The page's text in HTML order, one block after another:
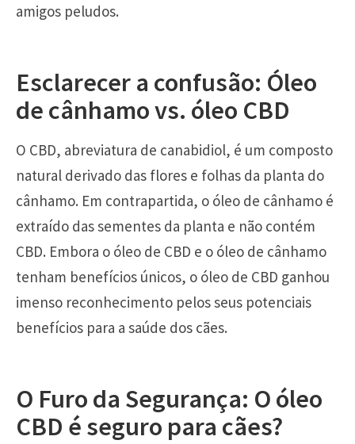
amigos peludos.
Esclarecer a confusão: Óleo
de cânhamo vs. óleo CBD
O CBD, abreviatura de canabidiol, é um composto
natural derivado das flores e folhas da planta do
cânhamo. Em contrapartida, o óleo de cânhamo é
extraído das sementes da planta e não contém
CBD. Embora o óleo de CBD e o óleo de cânhamo
tenham benefícios únicos, o óleo de CBD ganhou
imenso reconhecimento pelos seus potenciais
benefícios para a saúde dos cães.
O Furo da Segurança: O óleo
CBD é seguro para cães?